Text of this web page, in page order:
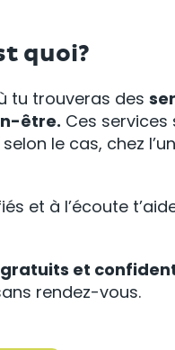
quoi?
tu trouveras des
être. Ces services
le cas, chez
et à l’écoute
gratuits et
rendez-vous.